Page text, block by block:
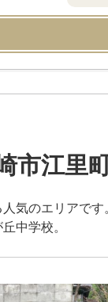
市江里
人気のエリアで
中学校。